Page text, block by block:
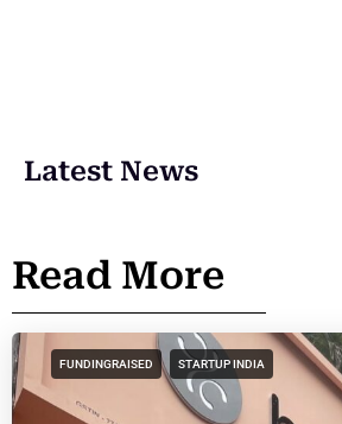
Latest News
Read More
FUNDINGRAISED STARTUP INDIA